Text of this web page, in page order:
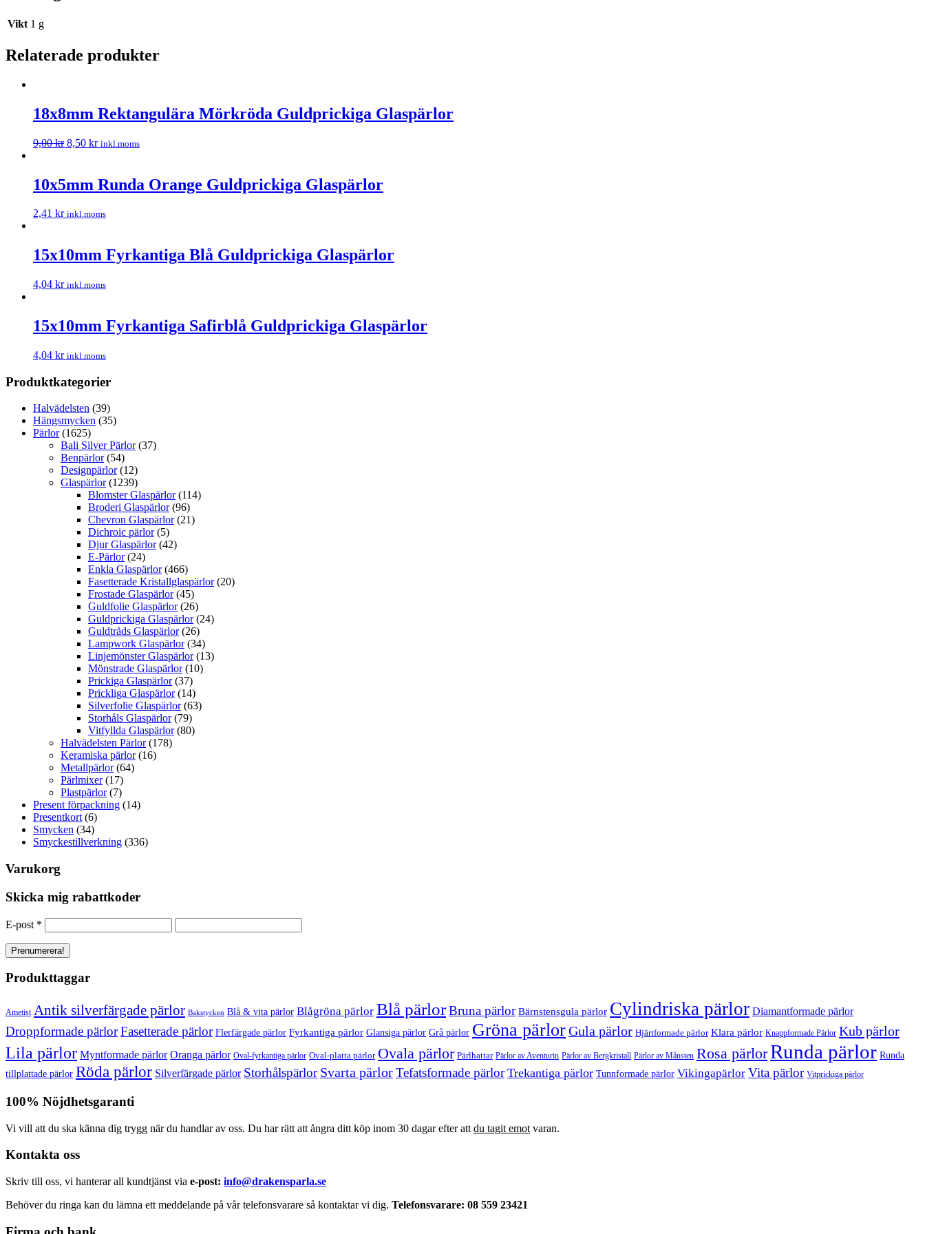
Vikt 1 g
Relaterade produkter
18x8mm Rektangulära Mörkröda Guldprickiga Glaspärlor
9,00kr 8,50 kr inkl.moms
10x5mm Runda Orange Guldprickiga Glaspärlor
2,41 kr inkl.moms
15x10mm Fyrkantiga Blå Guldprickiga Glaspärlor
4,04 kr inkl.moms
15x10mm Fyrkantiga Safirblå Guldprickiga Glaspärlor
4,04 kr inkl.moms
Produktkategorier
Halvädelsten (39)
Hängsmycken (35)
Pärlor (1625)
Bali Silver Pärlor (37)
Benpärlor (54)
Designpärlor (12)
Glaspärlor (1239)
Blomster Glaspärlor (114)
Broderi Glaspärlor (96)
Chevron Glaspärlor (21)
Dichroic pärlor (5)
Djur Glaspärlor (42)
E-Pärlor (24)
Enkla Glaspärlor (466)
Fasetterade Kristallglaspärlor (20)
Frostade Glaspärlor (45)
Guldfolie Glaspärlor (26)
Guldprickiga Glaspärlor (24)
Guldtråds Glaspärlor (26)
Lampwork Glaspärlor (34)
Linjemönster Glaspärlor (13)
Mönstrade Glaspärlor (10)
Prickiga Glaspärlor (37)
Prickliga Glaspärlor (14)
Silverfolie Glaspärlor (63)
Storhåls Glaspärlor (79)
Vitfyllda Glaspärlor (80)
Halvädelsten Pärlor (178)
Keramiska pärlor (16)
Metallpärlor (64)
Pärlmixer (17)
Plastpärlor (7)
Present förpackning (14)
Presentkort (6)
Smycken (34)
Smyckestillverkning (336)
Varukorg
Skicka mig rabattkoder
E-post *
Produkttaggar
Ametist Antik silverfärgade pärlor Bakstycken Blå & vita pärlor Blågröna pärlor Blå pärlorBruna pärlor Bärnstensgula pärlor Cylindriska pärlor Diamantformade pärlor
Droppformade pärlorFasetterade pärlor Flerfärgade pärlor Fyrkantiga pärlor Glansiga pärlor Grå pärlor Gröna pärlorGula pärlor Hjärtformade pärlor Klara pärlor Knappformade Pärlor Kub pärlor
Lila pärlor Myntformade pärlor Oranga pärlor Oval-fyrkantiga pärlor Oval-platta pärlor Ovala pärlor Pärlhattar Pärlor av Aventurin Pärlor av Bergkristall Pärlor av Månsten Rosa pärlorRunda pärlor Runda
tillplattade pärlor Röda pärlor Silverfärgade pärlor Storhålspärlor Svarta pärlorTefatsformade pärlor Trekantiga pärlor Tunnformade pärlor Vikingapärlor Vita pärlor Vitprickiga pärlor
100% Nöjdhetsgaranti
Vi vill att du ska känna dig trygg när du handlar av oss. Du har rätt att ångra ditt köp inom 30 dagar efter att du tagit emot varan.
Kontakta oss
Skriv till oss, vi hanterar all kundtjänst via e-post: info@drakensparla.se
Behöver du ringa kan du lämna ett meddelande på vår telefonsvarare så kontaktar vi dig. Telefonsvarare: 08 559 23421